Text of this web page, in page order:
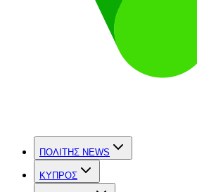
ΠΟΛΙΤΗΣ NEWS
ΚΥΠΡΟΣ